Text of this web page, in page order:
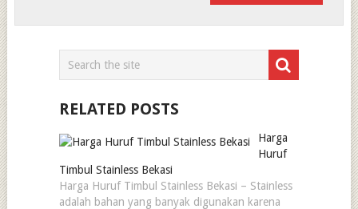
RELATED POSTS
Harga
Huruf
Timbul Stainless Bekasi
Harga Huruf Timbul Stainless Bekasi – Stainless
adalah bahan yang banyak digunakan karena